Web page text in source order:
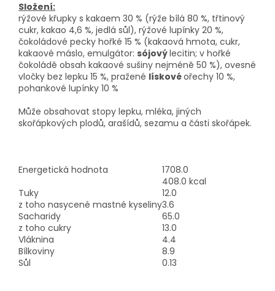
Složení:
rýžové křupky s kakaem 30 % (rýže bílá 80 %, třtinový
cukr, kakao 4,6 %, jedlá sůl), rýžové lupínky 20 %,
čokoládové pecky hořké 15 % (kakaová hmota, cukr,
kakaové máslo, emulgátor: sójovýlecitin; v hořké
čokoládě obsah kakaové sušiny nejméně 50 %), ovesné
vločky bez lepku 15 %, pražené lískovéořechy 10 %,
pohankové lupínky 10 %
Může obsahovat stopy lepku, mléka, jiných
skořápkových plodů, arašídů, sezamu a části skořápek.
Energetická hodnota
1708.0
408.0 kcal
Tuky
12.0
z toho nasycené mastné kyseliny3.6
Sacharidy
65.0
z toho cukry
13.0
Vláknina
4.4
Bílkoviny
8.9
Sůl
0.13